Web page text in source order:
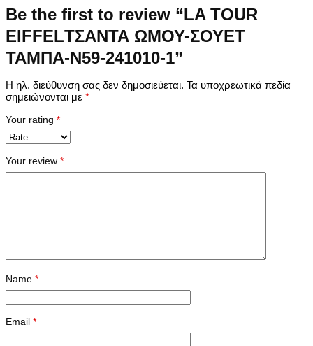
Be the first to review “LA TOUR
EIFFELΤΣΑΝΤΑ ΩΜΟΥ-ΣΟΥΕΤ
ΤΑΜΠΑ-N59-241010-1”
Η ηλ. διεύθυνση σας δεν δημοσιεύεται. Τα υποχρεωτικά πεδία
σημειώνονται με *
Your rating *
Your review *
Name *
Email *